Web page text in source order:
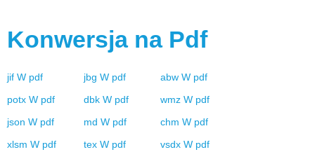
Konwersja na Pdf
jif W pdf jbg W pdf abw W pdf
potx W pdf dbk W pdf wmz W pdf
json W pdf md W pdf chm W pdf
xlsm W pdf tex W pdf vsdx W pdf